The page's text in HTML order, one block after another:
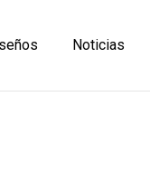
Noticias